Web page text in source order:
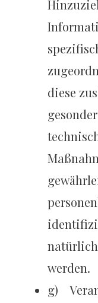
diese
werden.
g)